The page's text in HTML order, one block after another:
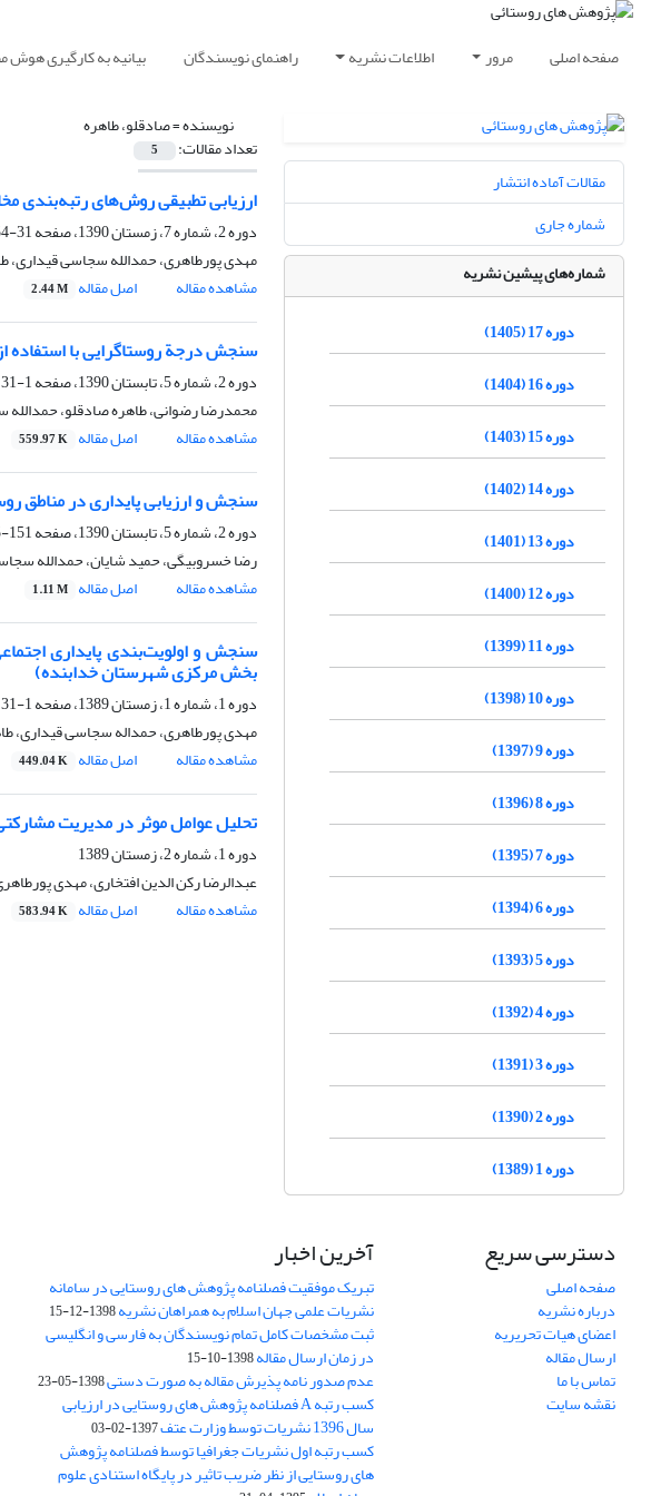
صفحه اصلی مرور اطلاعات نشریه راهنمای نویسندگان بیانیه به کارگیری
نویسنده =صادقلو، طاهره
تعداد مقالات: 5
ارزیابی تطبیقی روش‌های رتبه‌بندی
دوره 2، شماره 7، زمستان 1390، صفحه
31-54
مهدی پورطاهری، حمدالله سجاسی قیداری،
مشاهده مقاله
اصل مقاله 2.44 M
سنجش درجة روستاگرایی با
دوره 2، شماره 5، تابستان 1390، صفحه
1-31
محمدرضا رضوانی، طاهره صادقلو،
مشاهده مقاله
اصل مقاله 559.97 K
سنجش و ارزیابی پایداری در مناطق
دوره 2، شماره 5، تابستان 1390، صفحه
151-185
رضا خسروبیگی، حمید شایان، حمدالله
مشاهده مقاله
اصل مقاله 1.11 M
سنجش و اولویت‌بندی پایداری
بخش مرکزی شهرستان خدابنده)
دوره 1، شماره 1، زمستان 1389، صفحه
1-31
مهدی پورطاهری، حمداله سجاسی قیداری،
مشاهده مقاله
اصل مقاله 449.04 K
تحلیل عوامل موثر در مدیریت
دوره 1، شماره 2، زمستان 1389
عبدالرضا رکن الدین افتخاری، مهدی
مشاهده مقاله
اصل مقاله 583.94 K
مقالات آماده انتشار
شماره جاری
شماره‌های پیشین نشریه
دوره 17 (1405)
دوره 16 (1404)
دوره 15 (1403)
دوره 14 (1402)
دوره 13 (1401)
دوره 12 (1400)
دوره 11 (1399)
دوره 10 (1398)
دوره 9 (1397)
دوره 8 (1396)
دوره 7 (1395)
دوره 6 (1394)
دوره 5 (1393)
دوره 4 (1392)
دوره 3 (1391)
دوره 2 (1390)
دوره 1 (1389)
دسترسی سریع
صفحه اصلی
درباره نشریه
اعضای هیات تحریریه
ارسال مقاله
تماس با ما
نقشه سایت
آخرین اخبار
تبریک موفقیت فصلنامه پژوهش های روستایی در سامانه
نشریات علمی جهان اسلام به همراهان نشریه1398-12-15
ثبت مشخصات کامل تمام نویسندگان به فارسی و انگلیسی
در زمان ارسال مقاله1398-10-15
عدم صدور نامه پذیرش مقاله به صورت دستی1398-05-23
کسب رتبه A فصلنامه پژوهش های روستایی در ارزیابی
سال 1396 نشریات توسط وزارت عتف 1397-02-03
کسب رتبه اول نشریات جغرافیا توسط فصلنامه پژوهش
های روستایی از نظر ضریب تاثیر در پایگاه استنادی علوم